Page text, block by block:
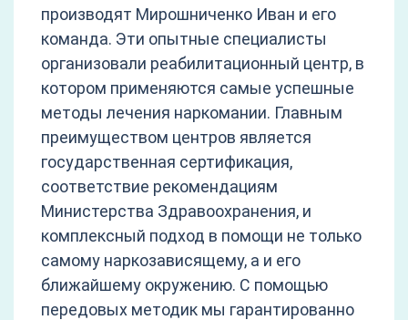
производят Мирошниченко Иван и его
команда. Эти опытные специалисты
организовали реабилитационный центр, в
котором применяются самые успешные
методы лечения наркомании. Главным
преимуществом центров является
государственная сертификация,
соответствие рекомендациям
Министерства Здравоохранения, и
комплексный подход в помощи не только
самому наркозависящему, а и его
ближайшему окружению. С помощью
передовых методик мы гарантированно